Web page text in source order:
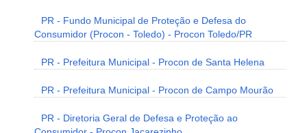
PR - Fundo Municipal de Proteção e Defesa do
Consumidor (Procon - Toledo) - Procon Toledo/PR
PR - Prefeitura Municipal - Procon de Santa Helena
PR - Prefeitura Municipal - Procon de Campo Mourão
PR - Diretoria Geral de Defesa e Proteção ao